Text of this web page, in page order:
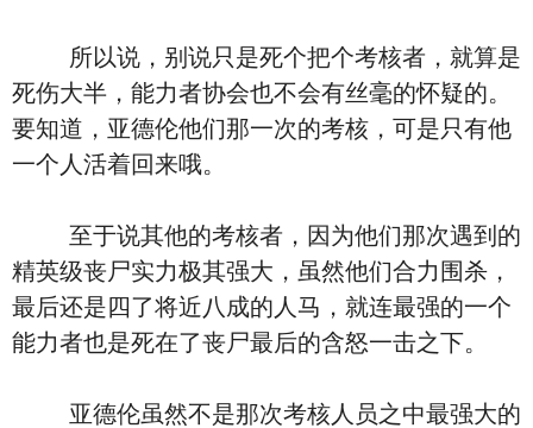
所以说，别说只是死个把个考核者，就算是
死伤大半，能力者协会也不会有丝毫的怀疑的。
要知道，亚德伦他们那一次的考核，可是只有他
一个人活着回来哦。
至于说其他的考核者，因为他们那次遇到的
精英级丧尸实力极其强大，虽然他们合力围杀，
最后还是四了将近八成的人马，就连最强的一个
能力者也是死在了丧尸最后的含怒一击之下。
亚德伦虽然不是那次考核人员之中最强大的